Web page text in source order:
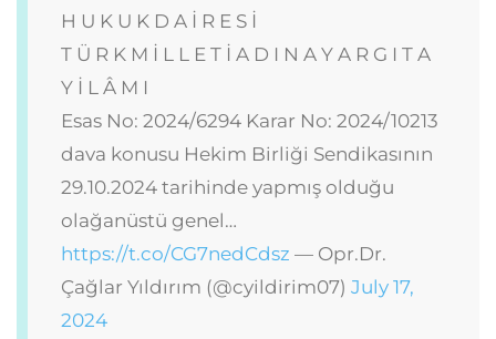
H U K U K D A İ R E S İ
T Ü R K M İ L L E T İ A D I N A Y A R G I T A
Y İ L Â M I
Esas No: 2024/6294 Karar No: 2024/10213
dava konusu Hekim Birliği Sendikasının
29.10.2024 tarihinde yapmış olduğu
olağanüstü genel…
https://t.co/CG7nedCdsz — Opr.Dr.
Çağlar Yıldırım (@cyildirim07) July 17,
2024